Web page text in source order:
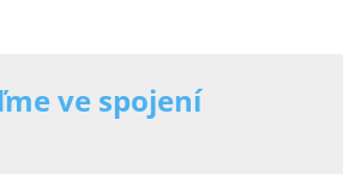
ve spojení